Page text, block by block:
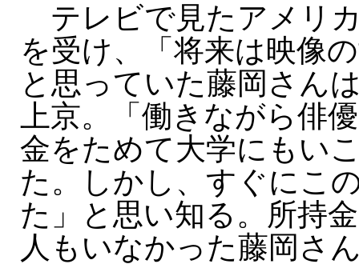
テレビで見たアメリ
を受け、「将来は映像
と思っていた藤岡さん
上京。「働きながら俳
金をためて大学にもい
た。しかし、すぐにこ
た」と思い知る。所持
人もいなかった藤岡さ